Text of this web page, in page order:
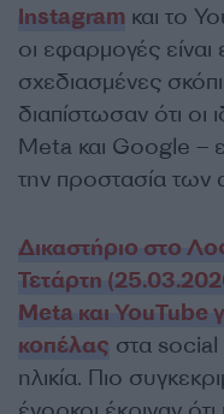
Instagram και το
οι εφαρμογές είναι
σχεδιασμένες
διαπίστωσαν ότι οι
Meta και Google –
την προστασία των
Δικαστήριο στο
Τετάρτη
Meta και YouTube
κοπέλας στα social
ηλικία. Πιο